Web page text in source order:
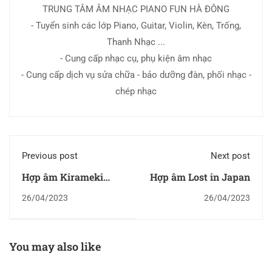
TRUNG TÂM ÂM NHẠC PIANO FUN HÀ ĐÔNG
- Tuyển sinh các lớp Piano, Guitar, Violin, Kèn, Trống,
Thanh Nhạc ...
- Cung cấp nhạc cụ, phụ kiện âm nhạc
- Cung cấp dịch vụ sửa chữa - bảo dưỡng đàn, phối nhạc -
chép nhạc
Previous post
Hợp âm Kirameki
Uso OST)
26/04/2023
Next post
Hợp âm Lost in Japan
26/04/2023
You may also like